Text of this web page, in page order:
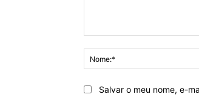
Salvar o meu nome, e-